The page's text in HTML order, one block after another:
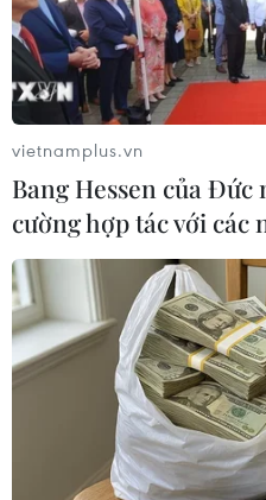
Hạ Arsenal, tân
M.U xuống vị trí thứ
22/10/2019 00:06
Đánh bại Arsenal,
Premier League với 12
United rơi xuống vị trí thứ 14.
vietnamplus.vn
Bang Hessen của
cường hợp tác với các